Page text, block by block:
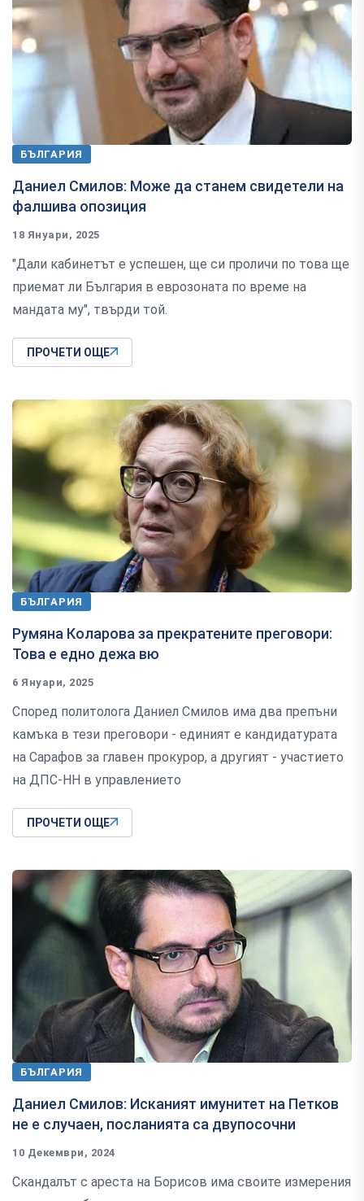
БЪЛГАРИЯ
Даниел Смилов: Може да станем свидетели на
фалшива опозиция
18 Януари, 2025
"Дали кабинетът е успешен, ще си проличи по това ще
приемат ли България в еврозоната по време на
мандата му", твърди той.
ПРОЧЕТИ ОЩЕ
БЪЛГАРИЯ
Румяна Коларова за прекратените преговори:
Това е едно дежа вю
6 Януари, 2025
Според политолога Даниел Смилов има два препъни
камъка в тези преговори - единият е кандидатурата
на Сарафов за главен прокурор, а другият - участието
на ДПС-НН в управлението
ПРОЧЕТИ ОЩЕ
БЪЛГАРИЯ
Даниел Смилов: Исканият имунитет на Петков
не е случаен, посланията са двупосочни
10 Декември, 2024
Скандалът с ареста на Борисов има своите измерения